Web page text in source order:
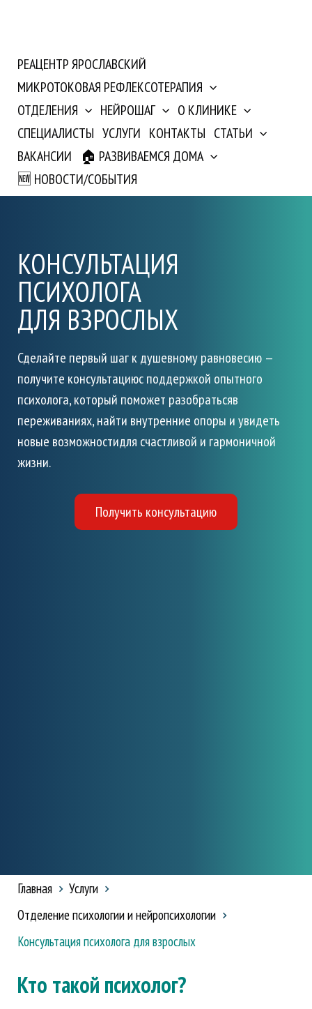
РЕАЦЕНТР ЯРОСЛАВСКИЙ
МИКРОТОКОВАЯ РЕФЛЕКСОТЕРАПИЯ
ОТДЕЛЕНИЯ
НЕЙРОШАГ
О КЛИНИКЕ
СПЕЦИАЛИСТЫ УСЛУГИ КОНТАКТЫ СТАТЬИ
ВАКАНСИИ
🏠 РАЗВИВАЕМСЯ ДОМА
🆕 НОВОСТИ/СОБЫТИЯ
КОНСУЛЬТАЦИЯ
ПСИХОЛОГА
ДЛЯ ВЗРОСЛЫХ
Сделайте первый шаг к душевному равновесию —
получите консультациюс поддержкой опытного
психолога, который поможет разобратьсяв
переживаниях, найти внутренние опоры и увидеть
новые возможностидля счастливой и гармоничной
жизни.
Получить консультацию
Главная
Услуги
Отделение психологии и нейропсихологии
Консультация психолога для взрослых
Кто такой психолог?